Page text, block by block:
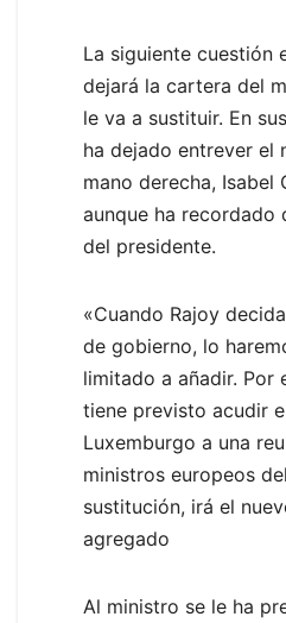
La siguiente cuestión
dejará la cartera del
le va a sustituir. En
ha dejado entrever el
mano derecha, Isabel
aunque ha recordado
del presidente.
«Cuando Rajoy
de gobierno, lo
limitado a añadir. Por
tiene previsto acudir
Luxemburgo a una
ministros europeos
sustitución, irá el
agregado
Al ministro se le ha